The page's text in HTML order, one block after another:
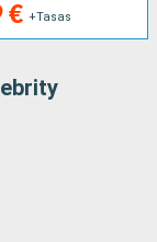
€ +Tasas